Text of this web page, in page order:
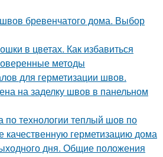
бревенчатого дома. Выбор
в цветах. Как избавиться
методы
для герметизации швов.
на заделку швов в панельном
по технологии теплый шов по
качественную герметизацию дома
дня. Общие положения